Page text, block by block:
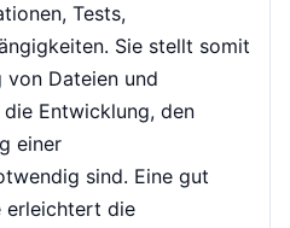
Tests,
Sie stellt somit
von Dateien und
Entwicklung, den
einer
sind. Eine gut
erleichtert die